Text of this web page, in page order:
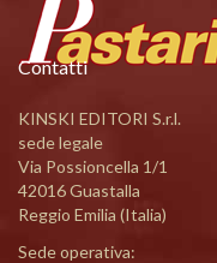
Contatti
KINSKI EDITORI S.r.l.
sede legale
Via Possioncella 1/1
42016 Guastalla
Reggio Emilia (Italia)
Sede operativa: